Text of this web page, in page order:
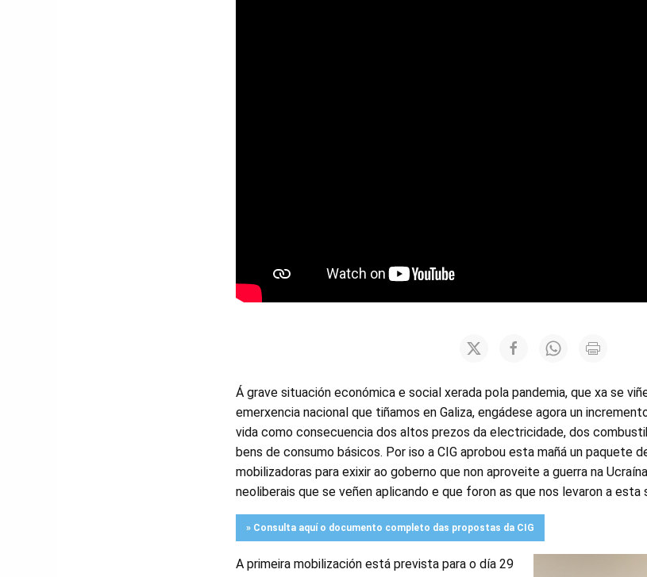
Á grave situación económica e social xerada pola pandemia, que xa se
emerxencia nacional que tiñamos en Galiza, engádese agora un
vida como consecuencia dos altos prezos da electricidade, dos
bens de consumo básicos. Por iso a CIG aprobou esta mañá un paquete
mobilizadoras para exixir ao goberno que non aproveite a guerra na
neoliberais que se veñen aplicando e que foron as que nos levaron a esta
» Consulta aquí o documento completo das propostas da CIG
A primeira mobilización está prevista para o día 29